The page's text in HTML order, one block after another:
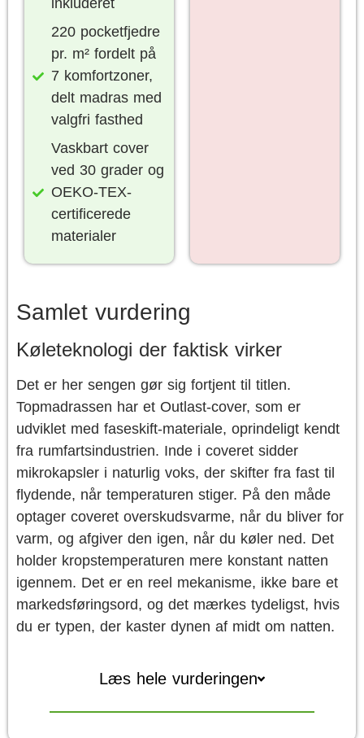
inkluderet
220 pocketfjedre
pr. m² fordelt på
7 komfortzoner,
delt madras med
valgfri fasthed
Vaskbart cover
ved 30 grader og
OEKO-TEX-
certificerede
materialer
Samlet vurdering
Køleteknologi der faktisk virker
Det er her sengen gør sig fortjent til titlen.
Topmadrassen har et Outlast-cover, som er
udviklet med faseskift-materiale, oprindeligt kendt
fra rumfartsindustrien. Inde i coveret sidder
mikrokapsler i naturlig voks, der skifter fra fast til
flydende, når temperaturen stiger. På den måde
optager coveret overskudsvarme, når du bliver for
varm, og afgiver den igen, når du køler ned. Det
holder kropstemperaturen mere konstant natten
igennem. Det er en reel mekanisme, ikke bare et
markedsføringsord, og det mærkes tydeligst, hvis
du er typen, der kaster dynen af midt om natten.
Læs hele vurderingen